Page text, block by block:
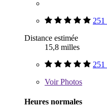
251
Distance estimée
15,8 milles
251
VoirPhotos
Heures normales